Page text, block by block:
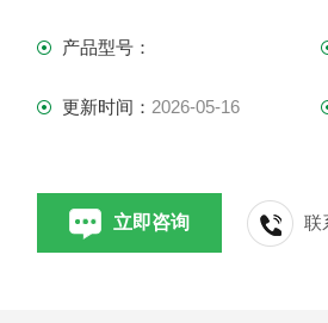
产品型号：
更新时间： 2026-05-16
立即咨询 联